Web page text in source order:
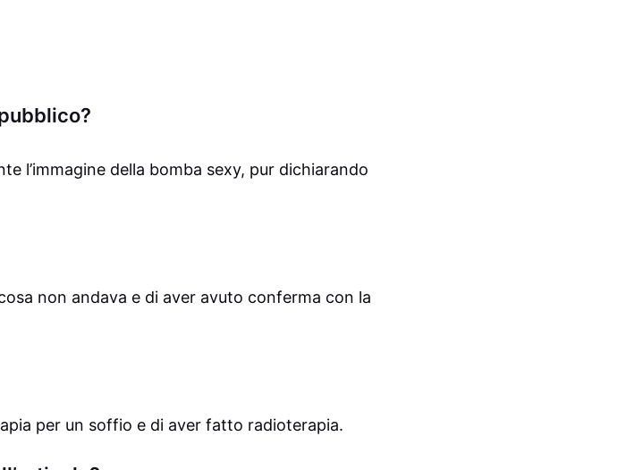
l’immagine della bomba sexy, pur dichiarando
non andava e di aver avuto conferma con la
per un soffio e di aver fatto radioterapia.